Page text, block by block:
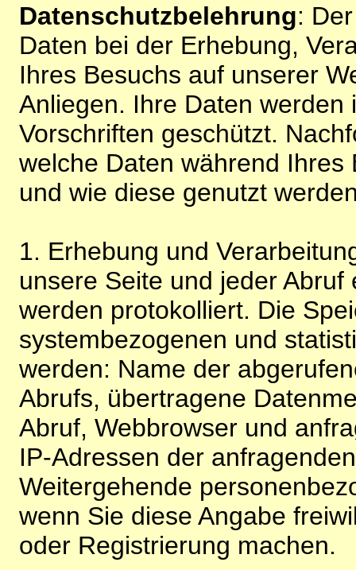
Datenschutzbelehrung:
Daten bei der Erhebung,
Ihres Besuchs auf unserer
Anliegen. Ihre Daten
Vorschriften geschützt.
welche Daten während
und wie diese genutzt
1. Erhebung und
unsere Seite und jeder
werden protokolliert. Die
systembezogenen und
werden: Name der
Abrufs, übertragene
Abruf, Webbrowser und
IP-Adressen der
Weitergehende
wenn Sie diese Angabe
oder Registrierung machen.